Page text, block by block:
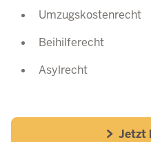
Umzugskostenrecht
Beihilferecht
Asylrecht
Jetzt